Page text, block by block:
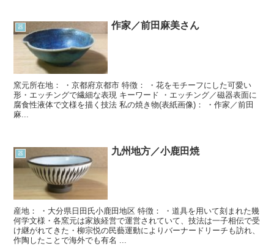
器 作家／前田麻美さん
窯元所在地： ・京都府京都市 特徴： ・花をモチーフにした可愛い
形・エッチングで繊細な表現 キーワード ・エッチング／磁器表面に
腐食性液体で文様を描く技法 私の焼き物(表紙画像)： ・作家／前田
麻...
器 九州地方／小鹿田焼
産地： ・大分県日田氏小鹿田地区 特徴： ・道具を用いて刻まれた幾
何学文様・各窯元は家族経営で運営されていて、技法は一子相伝で受
け継がれてきた・柳宗悦の民藝運動によりバーナードリーチも訪れ、
作陶したことで海外でも有名 ...